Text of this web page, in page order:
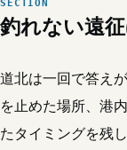
釣れない遠
道北は一回で答え
を止めた場所、港
たタイミングを残